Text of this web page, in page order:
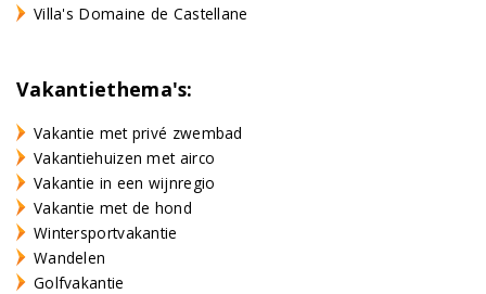
Villa's Domaine de Castellane
Vakantiethema's:
Vakantie met privé zwembad
Vakantiehuizen met airco
Vakantie in een wijnregio
Vakantie met de hond
Wintersportvakantie
Wandelen
Golfvakantie